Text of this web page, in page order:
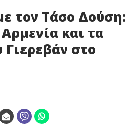
τον Τάσο Δούση:
και τα
Γιερεβάν στο